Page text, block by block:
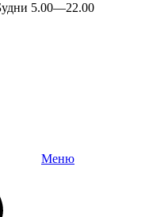
5.00—22.00
Меню